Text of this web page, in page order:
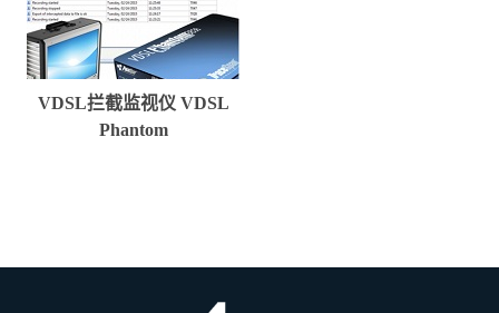
VDSL拦截监视仪 VDSL
Phantom